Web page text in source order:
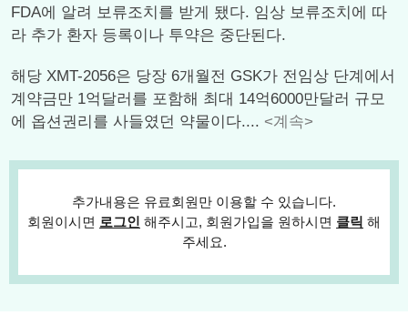
FDA에 알려 보류조치를 받게 됐다. 임상 보류조치에 따
라 추가 환자 등록이나 투약은 중단된다.
해당 XMT-2056은 당장 6개월전 GSK가 전임상 단계에서
계약금만 1억달러를 포함해 최대 14억6000만달러 규모
에 옵션권리를 사들였던 약물이다.... <계속>
추가내용은 유료회원만 이용할 수 있습니다.
회원이시면 로그인 해주시고, 회원가입을 원하시면 클릭 해
주세요.